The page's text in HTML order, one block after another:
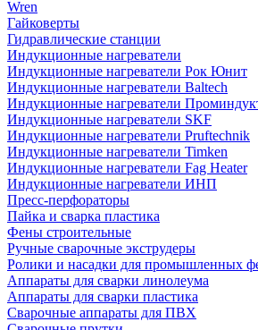
Wren
Гайковерты
Гидравлические станции
Индукционные нагреватели
Индукционные нагреватели Рок Юнит
Индукционные нагреватели Baltech
Индукционные нагреватели
Индукционные нагреватели SKF
Индукционные нагреватели Pruftechnik
Индукционные нагреватели Timken
Индукционные нагреватели Fag Heater
Индукционные нагреватели ИНП
Пресс-перфораторы
Пайка и сварка пластика
Фены строительные
Ручные сварочные экструдеры
Ролики и насадки для промышленных
Аппараты для сварки линолеума
Аппараты для сварки пластика
Сварочные аппараты для ПВХ